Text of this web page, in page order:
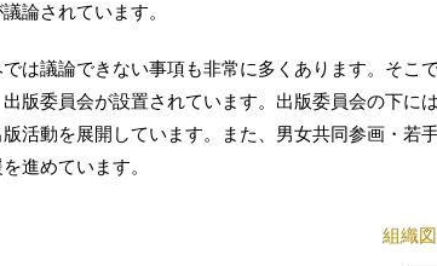
論されています。
は議論できない事項も非常に多くあります。そこ
版委員会が設置されています。出版委員会の下に
版活動を展開しています。また、男女共同参画・
進めています。
組織